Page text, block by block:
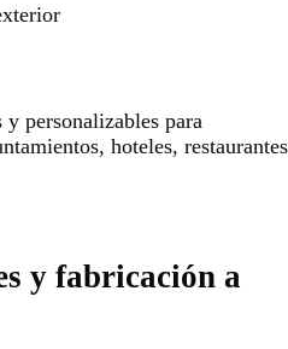
y personalizables para
hoteles, restaurantes
y fabricación a